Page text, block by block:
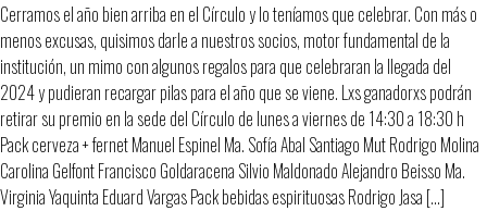
Cerramos el año bien arriba en el Círculo y lo teníamos que celebrar. Con más o
menos excusas, quisimos darle a nuestros socios, motor fundamental de la
institución, un mimo con algunos regalos para que celebraran la llegada del
2024 y pudieran recargar pilas para el año que se viene. Lxs ganadorxs podrán
retirar su premio en la sede del Círculo de lunes a viernes de 14:30 a 18:30 h
Pack cerveza + fernet Manuel Espinel Ma. Sofía Abal Santiago Mut Rodrigo Molina
Carolina Gelfont Francisco Goldaracena Silvio Maldonado Alejandro Beisso Ma.
Virginia Yaquinta Eduard Vargas Pack bebidas espirituosas Rodrigo Jasa […]